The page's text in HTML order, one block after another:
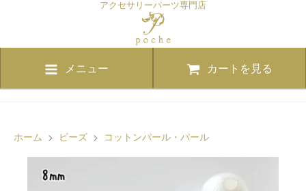
アクセサリーパーツ専門店
メニュー カートを見る
ホーム > ビーズ > コットンパール・パール